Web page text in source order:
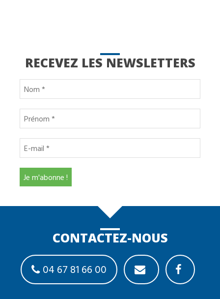
RECEVEZ LES NEWSLETTERS
CONTACTEZ-NOUS
04 67 81 66 00